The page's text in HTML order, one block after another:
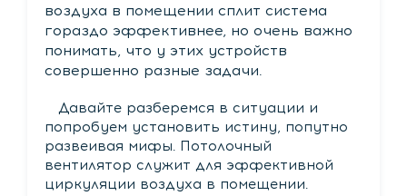
воздуха в помещении сплит система
гораздо эффективнее, но очень важно
понимать, что у этих устройств
совершенно разные задачи.
Давайте разберемся в ситуации и
попробуем установить истину, попутно
развеивая мифы. Потолочный
вентилятор служит для эффективной
циркуляции воздуха в помещении.